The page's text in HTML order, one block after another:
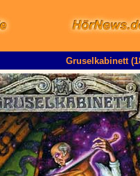
Gruselkabinett